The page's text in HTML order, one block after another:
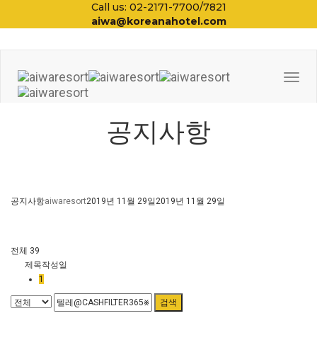
Call us: 02-2171-7700/7821
aiwa@koreanahotel.com
공지사항
공지사항aiwaresort2019년 11월 29일2019년 11월 29일
전체 39
제목작성일
1
검색